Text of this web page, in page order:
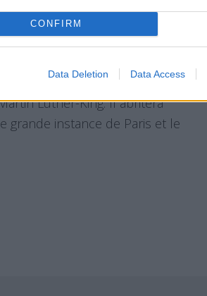
CONFIRM
Data Deletion Data Access
public engagé à Paris
comprend la construction de
locaux d’entreprise, des
Luther-King. Il abritera
grande instance de Paris et le